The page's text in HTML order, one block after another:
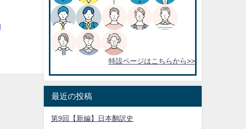
特設ページはこちらから>>
最近の投稿
第9回【新編】日本翻訳史